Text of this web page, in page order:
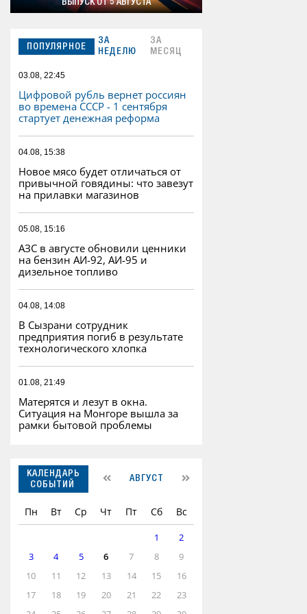
ВЫПУСК ОТ 5 АВГУСТА
ПОПУЛЯРНОЕ
ЗА
НЕДЕЛЮ
ЗА
МЕСЯЦ
03.08, 22:45
Цифровой рубль вернет россиян
во времена СССР - 1 сентября
стартует денежная реформа
04.08, 15:38
Новое мясо будет отличаться от
привычной говядины: что завезут
на прилавки магазинов
05.08, 15:16
АЗС в августе обновили ценники
на бензин АИ-92, АИ-95 и
дизельное топливо
04.08, 14:08
В Сызрани сотрудник
предприятия погиб в результате
технологического хлопка
01.08, 21:49
Матерятся и лезут в окна.
Ситуация на Монгоре вышла за
рамки бытовой проблемы
КАЛЕНДАРЬ
СОБЫТИЙ
АВГУСТ
Пн Вт Ср Чт Пт Сб Вс
1
2
3
4 5 6 7 8
9
10
11 12 13 14 15
16
17
18 19 20 21 22
23